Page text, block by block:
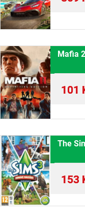
Mafia
101
The
153